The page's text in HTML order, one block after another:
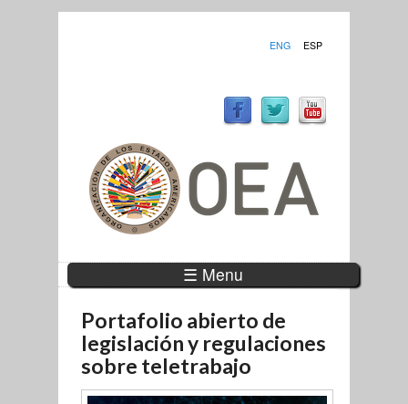
ENG ESP
☰ Menu
Portafolio abierto de
legislación y regulaciones
sobre teletrabajo